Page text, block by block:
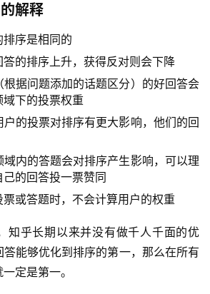
解释
序是相同的
的排序上升，获得反对则会下降
据问题添加的话题区分）的好回答会
下的投票权重
的投票对排序有更大影响，他们的回
域内的答题会对排序产生影响，可以理
的回答投一票赞同
或答题时，不会计算用户的权重
知乎长期以来并没有做千人千面的优
能够优化到排序的第一，那么在所有
定是第一。